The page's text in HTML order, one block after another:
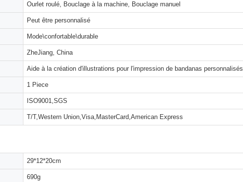
Ourlet roulé, Bouclage à la machine, Bouclage manuel
Peut être personnalisé
Mode\confortable\durable
ZheJiang, China
Aide à la création d'illustrations pour l'impression de bandanas personnalisés
1 Piece
ISO9001,SGS
T/T,Western Union,Visa,MasterCard,American Express
29*12*20cm
690g